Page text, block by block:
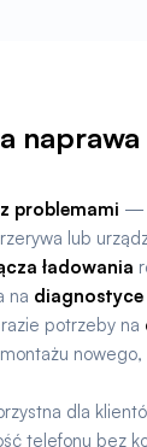
naprawa
problemami —
lub
ładowania
na
potrzeby na
dla
telefonu bez